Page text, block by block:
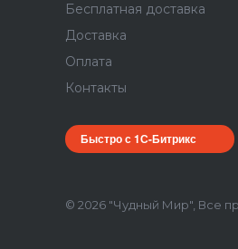
Бесплатная доставка
Доставка
Оплата
Контакты
Быстро с 1С-Битрикс
© 2026 "Чудный Мир", Все